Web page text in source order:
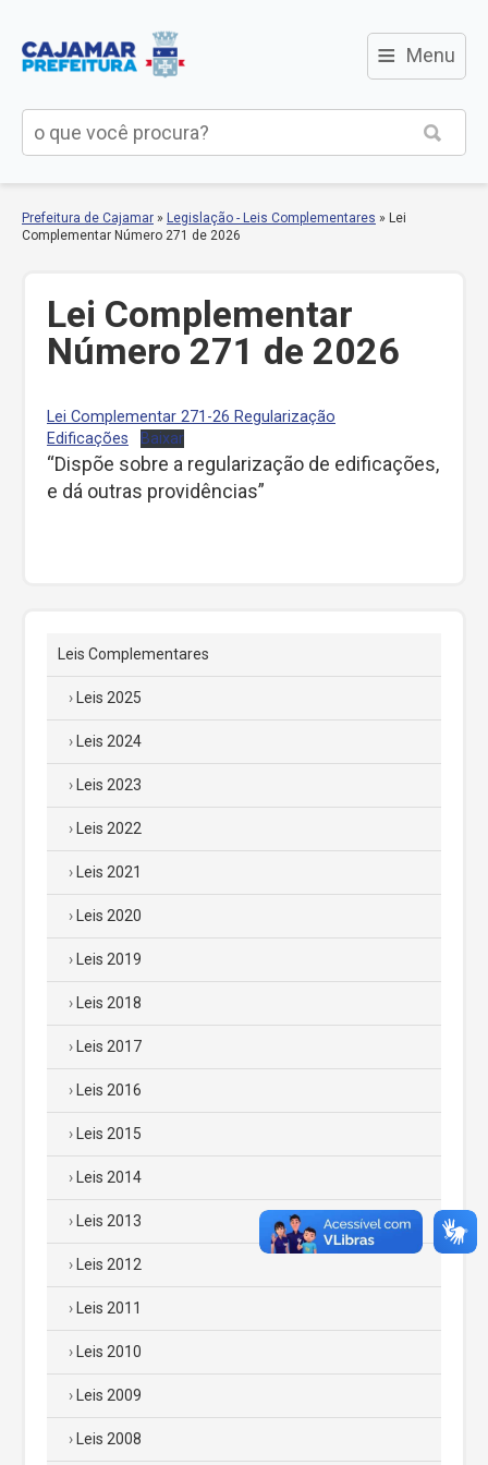
≡ Menu
Prefeitura de Cajamar » Legislação - Leis Complementares » Lei
Complementar Número 271 de 2026
Lei Complementar
Número 271 de 2026
Lei Complementar 271-26 Regularização
Edificações
Baixar
“Dispõe sobre a regularização de edificações,
e dá outras providências”
Leis Complementares
Leis 2025
Leis 2024
Leis 2023
Leis 2022
Leis 2021
Leis 2020
Leis 2019
Leis 2018
Leis 2017
Leis 2016
Leis 2015
Leis 2014
Leis 2013
Leis 2012
Leis 2011
Leis 2010
Leis 2009
Leis 2008